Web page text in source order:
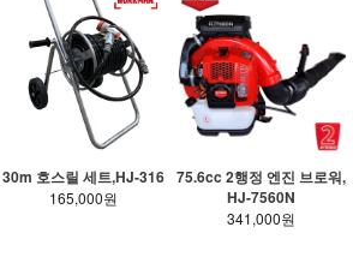
30m 호스릴 세트,HJ-316
165,000원
75.6cc 2행정 엔진 브로워,
HJ-7560N
341,000원